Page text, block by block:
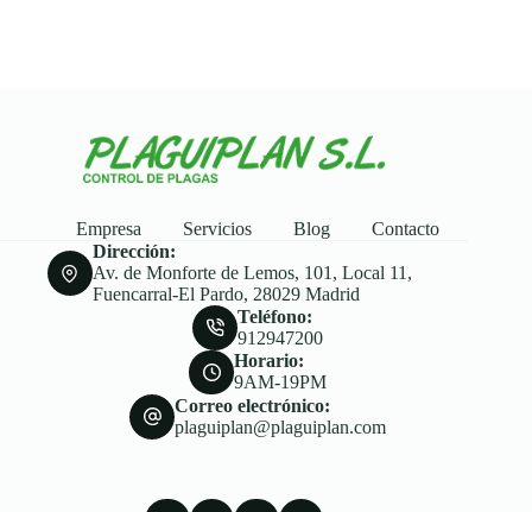
Empresa Servicios Blog
Contacto
Dirección:
Av. de Monforte de Lemos, 101, Local 11,
Fuencarral-El Pardo, 28029 Madrid
Teléfono:
912947200
Horario:
9AM-19PM
Correo electrónico:
plaguiplan@plaguiplan.com